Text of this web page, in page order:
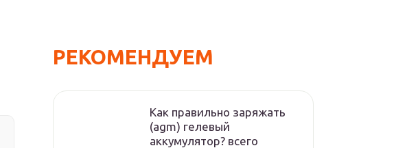
РЕКОМЕНДУЕМ
Как правильно заряжать
(agm) гелевый
аккумулятор? всего